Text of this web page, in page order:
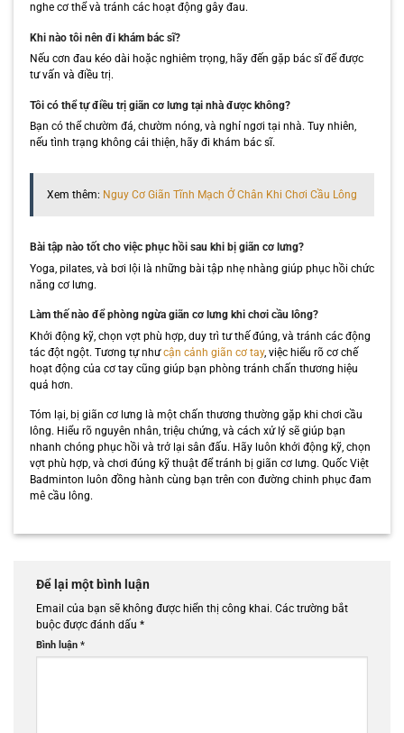
nghe cơ thể và tránh các hoạt động gây đau.
Khi nào tôi nên đi khám bác sĩ?
Nếu cơn đau kéo dài hoặc nghiêm trọng, hãy đến gặp bác sĩ để được
tư vấn và điều trị.
Tôi có thể tự điều trị giãn cơ lưng tại nhà được không?
Bạn có thể chườm đá, chườm nóng, và nghỉ ngơi tại nhà. Tuy nhiên,
nếu tình trạng không cải thiện, hãy đi khám bác sĩ.
Xem thêm: Nguy Cơ Giãn Tĩnh Mạch Ở Chân Khi Chơi Cầu Lông
Bài tập nào tốt cho việc phục hồi sau khi bị giãn cơ lưng?
Yoga, pilates, và bơi lội là những bài tập nhẹ nhàng giúp phục hồi chức
năng cơ lưng.
Làm thế nào để phòng ngừa giãn cơ lưng khi chơi cầu lông?
Khởi động kỹ, chọn vợt phù hợp, duy trì tư thế đúng, và tránh các động
tác đột ngột. Tương tự nhưcận cảnh giãn cơ tay, việc hiểu rõ cơ chế
hoạt động của cơ tay cũng giúp bạn phòng tránh chấn thương hiệu
quả hơn.
Tóm lại, bị giãn cơ lưng là một chấn thương thường gặp khi chơi cầu
lông. Hiểu rõ nguyên nhân, triệu chứng, và cách xử lý sẽ giúp bạn
nhanh chóng phục hồi và trở lại sân đấu. Hãy luôn khởi động kỹ, chọn
vợt phù hợp, và chơi đúng kỹ thuật để tránh bị giãn cơ lưng. Quốc Việt
Badminton luôn đồng hành cùng bạn trên con đường chinh phục đam
mê cầu lông.
Để lại một bình luận
Email của bạn sẽ không được hiển thị công khai. Các trường bắt
buộc được đánh dấu *
Bình luận *